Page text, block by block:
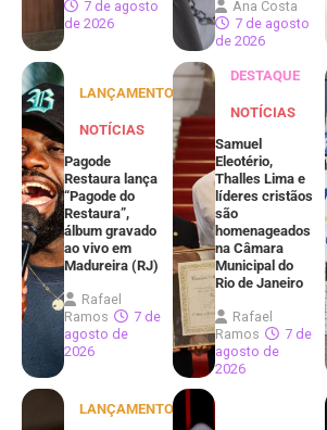
7 de agosto
de 2026
Ana Costa
7 de agosto
de 2026
LANÇAMENTOS
NOTÍCIAS
Pagode
Restaura lança
“Pagode do
Restaura”,
álbum gravado
ao vivo em
Madureira (RJ)
Rafael
Ramos
7 de
agosto de
2026
DESTAQUE
NOTÍCIAS
Samuel
Eleotério,
Thalles Lima e
líderes cristãos
são
homenageados
na Câmara
Municipal do
Rio de Janeiro
Rafael
Ramos
7 de
agosto de
2026
LANÇAMENTOS